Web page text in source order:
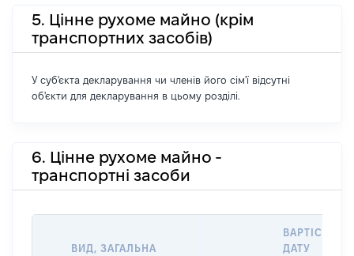
5. Цінне рухоме майно (крім
транспортних засобів)
У суб'єкта декларування чи членів його сім'ї відсутні
об'єкти для декларування в цьому розділі.
6. Цінне рухоме майно -
транспортні засоби
ВИД, ЗАГАЛЬНА
ВАРТІСТЬ НА
ДАТУ